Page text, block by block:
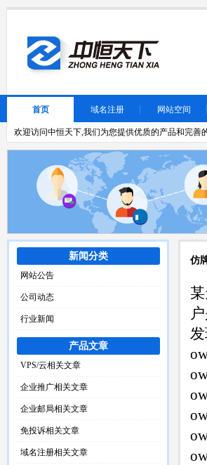
首页 域名注册 网站空间
欢迎访问中恒天下,我们为您提供优质的产品和完
新闻分类
网站公告
公司动态
行业新闻
产品文章
VPS/云相关文章
企业推广相关文章
企业邮局相关文章
免投诉相关文章
域名注册相关文章
仿